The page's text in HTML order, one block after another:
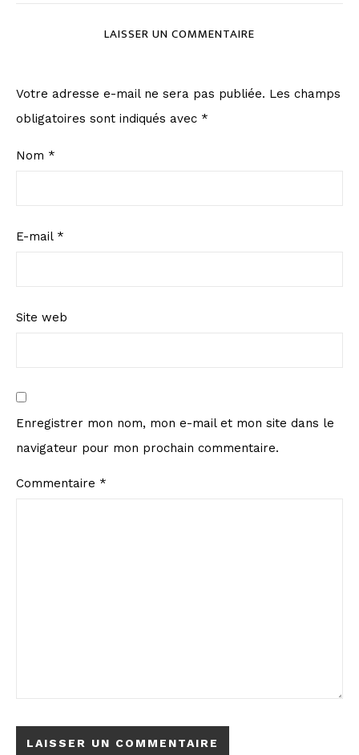
LAISSER UN COMMENTAIRE
Votre adresse e-mail ne sera pas publiée. Les champs
obligatoires sont indiqués avec *
Nom *
E-mail *
Site web
Enregistrer mon nom, mon e-mail et mon site dans le
navigateur pour mon prochain commentaire.
Commentaire *